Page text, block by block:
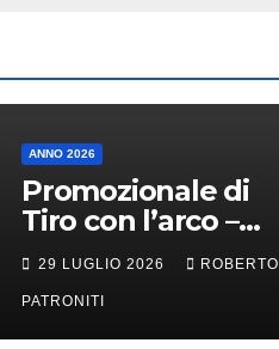
ANNO 2026
Promozionale di
Tiro con l’arco –
Militello Rosmarino
(Me)
29 LUGLIO 2026 ROBERTO
PATRONITI